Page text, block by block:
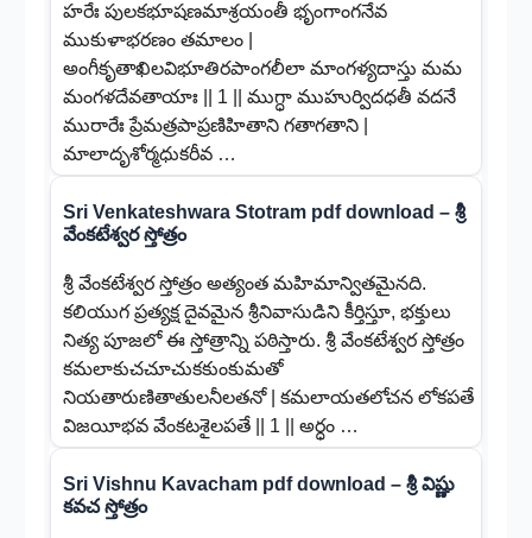
హరేః పులకభూషణమాశ్రయంతీ భృంగాంగనేవ
ముకుళాభరణం తమాలం |
అంగీకృతాఖిలవిభూతిరపాంగలీలా మాంగళ్యదాస్తు మమ
మంగళదేవతాయాః || 1 || ముగ్ధా ముహుర్విదధతీ వదనే
మురారేః ప్రేమత్రపాప్రణిహితాని గతాగతాని |
మాలాదృశోర్మధుకరీవ …
Sri Venkateshwara Stotram pdf download – శ్రీ
వేంకటేశ్వర స్తోత్రం
శ్రీ వేంకటేశ్వర స్తోత్రం అత్యంత మహిమాన్వితమైనది.
కలియుగ ప్రత్యక్ష దైవమైన శ్రీనివాసుడిని కీర్తిస్తూ, భక్తులు
నిత్య పూజలో ఈ స్తోత్రాన్ని పఠిస్తారు. శ్రీ వేంకటేశ్వర స్తోత్రం
కమలాకుచచూచుకకుంకుమతో
నియతారుణితాతులనీలతనో | కమలాయతలోచన లోకపతే
విజయీభవ వేంకటశైలపతే || 1 || అర్ధం …
Sri Vishnu Kavacham pdf download – శ్రీ విష్ణు
కవచ స్తోత్రం